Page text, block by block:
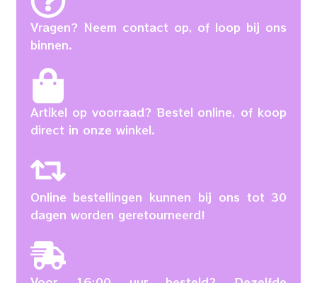
Vragen? Neem contact op, of loop bij ons
binnen.
Artikel op voorraad? Bestel online, of koop
direct in onze winkel.
Online bestellingen kunnen bij ons tot 30
dagen worden geretourneerd!